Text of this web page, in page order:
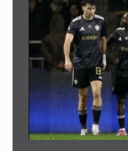
Bu ölkələrə
SİYAHI
6 Avqust 10:53